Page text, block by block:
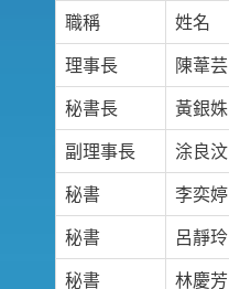
職稱
姓名
理事長
陳葦芸
秘書長
黃銀姝
副理事長
涂良汶
秘書
李奕婷
秘書
呂靜玲
秘書
林慶芳